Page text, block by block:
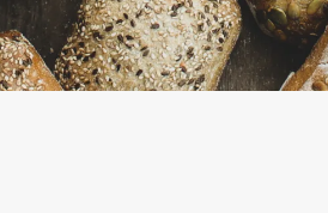
Ciabatta's
Kleinbrood